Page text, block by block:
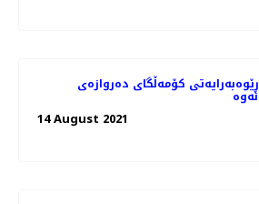
کۆمەڵگای دەروازەی
14 August 2021